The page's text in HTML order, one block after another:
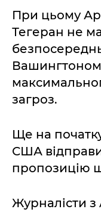
При цьому
Тегеран не
загроз.
Ще на
США
пропозицію
Журналісти